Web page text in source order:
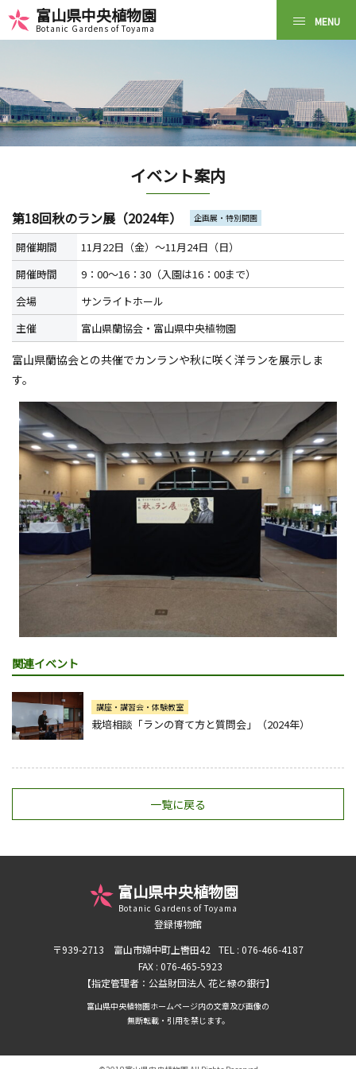
富山県中央植物園
Botanic Gardens of Toyama
イベント案内
第18回秋のラン展（2024年） 企画展・特別開園
開催期間
11月22日（金）～11月24日（日）
開催時間
9：00～16：30（入園は16：00まで）
会場
サンライトホール
主催
富山県蘭協会・富山県中央植物園
富山県蘭協会との共催でカンランや秋に咲く洋ランを展示しま
す。
関連イベント
講座・講習会・体験教室
栽培相談「ランの育て方と質問会」（2024年）
一覧に戻る
富山県中央植物園
Botanic Gardens of Toyama
登録博物館
〒939-2713 富山市婦中町上轡田42
TEL : 076-466-4187
FAX : 076-465-5923
【指定管理者：公益財団法人 花と緑の銀行】
富山県中央植物園ホームページ内の文章及び画像の
無断転載・引用を禁じます。